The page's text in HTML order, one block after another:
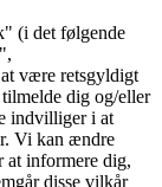
(i det følgende
være retsgyldigt
dig og/eller
indvilliger i at
Vi kan ændre
at informere dig,
disse vilkår